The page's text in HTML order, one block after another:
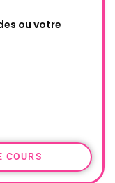
ou votre
COURS